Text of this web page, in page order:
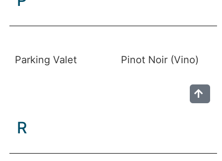
Parking Valet Pinot Noir (Vino)
R